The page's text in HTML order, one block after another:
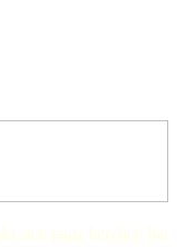
sich ganz herzlich bei